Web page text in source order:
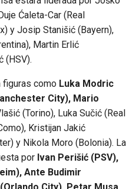
Ćaleta-Car (Real
y Josip Stanišić (Bayern),
Martin Erlić
(HSV).
figuras como Luka Modric
City), Mario
(Torino), Luka Sučić (Real
Kristijan Jakić
y Nikola Moro (Bolonia). La
por Ivan Perišić (PSV),
Ante Budimir